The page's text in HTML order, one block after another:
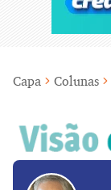
Capa Colunas